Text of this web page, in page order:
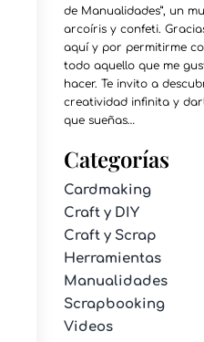
de Manualidades”, un
arcoíris y confeti.
aquí y por permitirme
todo aquello que me
hacer. Te invito a
creatividad infinita y
que sueñas…
Categorías
Cardmaking
Craft y DIY
Craft y Scrap
Herramientas
Manualidades
Scrapbooking
Videos